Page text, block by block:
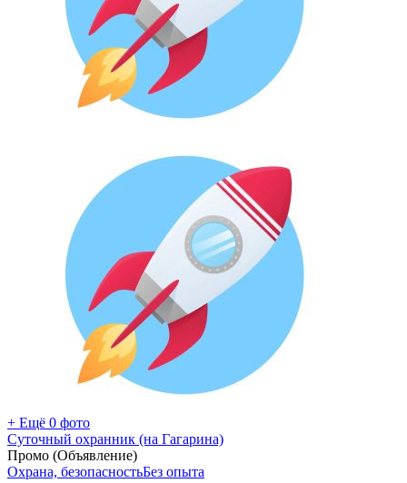
+ Ещё 0 фото
Суточный охранник (на Гагарина)
Промо (Объявление)
Охрана, безопасностьБез опыта